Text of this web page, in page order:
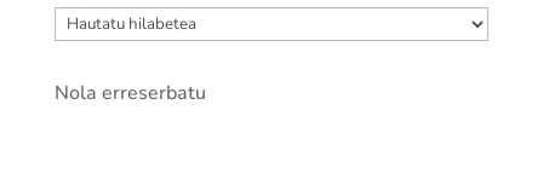
Artxiboak
Nola erreserbatu